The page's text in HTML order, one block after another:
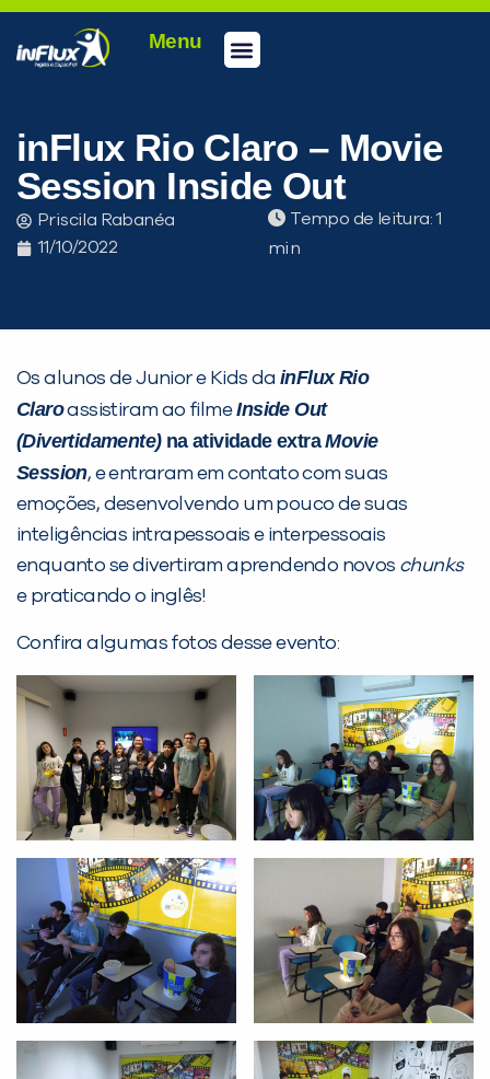
Menu
inFlux Rio Claro – Movie
Session Inside Out
Priscila Rabanéa
11/10/2022
Tempo de leitura:
Os alunos de Junior e Kids da inFlux Rio
Claroassistiram ao filme Inside Out
(Divertidamente) na atividade extraMovie
Session, e entraram em contato com suas
emoções, desenvolvendo um pouco de suas
inteligências intrapessoais e interpessoais
enquanto se divertiram aprendendo novos chunks
e praticando o inglês!
Confira algumas fotos desse evento:
PEÇA UMA DEMONSTRAÇÃO DE MÉTODO
Desculpe!
Não encontramos nenhuma unidade
inFlux nesta cidade ou bairro que
você digitou.
Preencha com seus dados abaixo e
já vamos te colocar em contato
com a: